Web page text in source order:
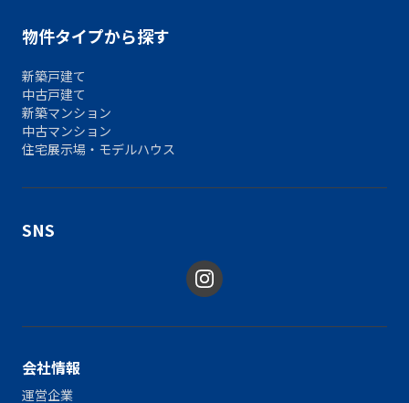
物件タイプから探す
新築戸建て
中古戸建て
新築マンション
中古マンション
住宅展示場・モデルハウス
SNS
会社情報
運営企業